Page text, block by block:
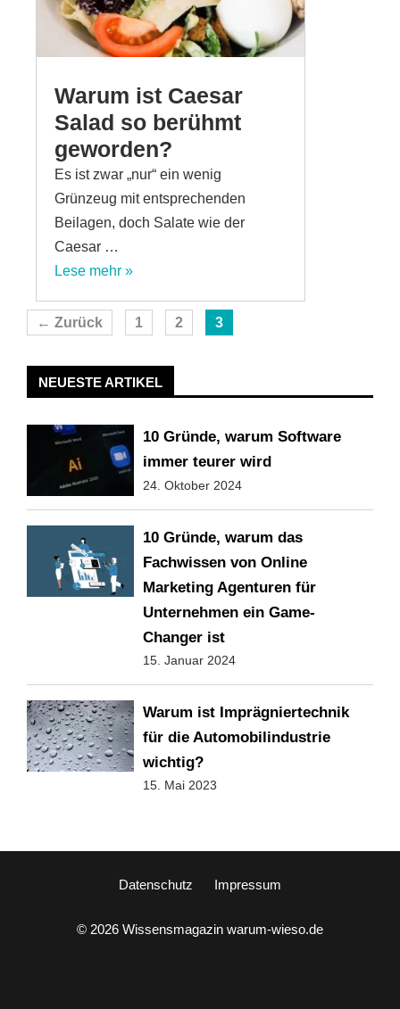
Warum ist Caesar
Salad so berühmt
geworden?
Es ist zwar „nur“ ein wenig
Grünzeug mit entsprechenden
Beilagen, doch Salate wie der
Caesar …
Lese mehr »
← Zurück Seite
1 Seite
2 Seite
3
NEUESTE ARTIKEL
10 Gründe, warum Software
immer teurer wird
24. Oktober 2024
10 Gründe, warum das
Fachwissen von Online
Marketing Agenturen für
Unternehmen ein Game-
Changer ist
15. Januar 2024
Warum ist Imprägniertechnik
für die Automobilindustrie
wichtig?
15. Mai 2023
Datenschutz Impressum
© 2026 Wissensmagazin warum-wieso.de